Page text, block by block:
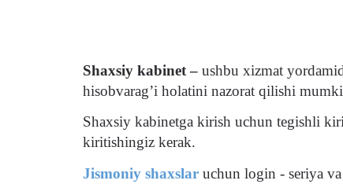
Shaxsiy kabinet – ushbu xizmat
hisobvarag’i holatini nazorat qilishi
Shaxsiy kabinetga kirish uchun tegishli
kiritishingiz kerak.
Jismoniy shaxslar uchun login - seriya